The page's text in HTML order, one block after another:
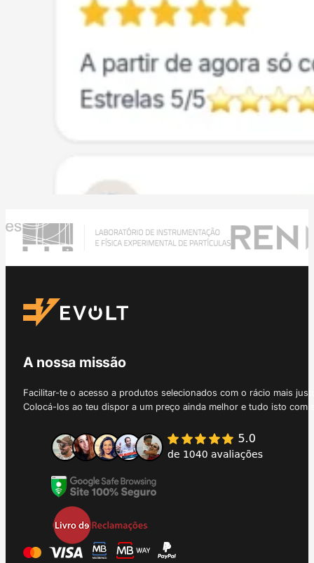
A nossa missão
Facilitar-te o acesso a produtos selecionados com o rácio mais
Colocá-los ao teu dispor a um preço ainda melhor e tudo isto